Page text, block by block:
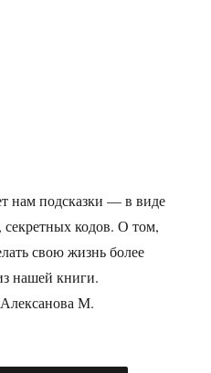
нам подсказки — в виде
секретных кодов. О том,
свою жизнь более
нашей книги.
М.